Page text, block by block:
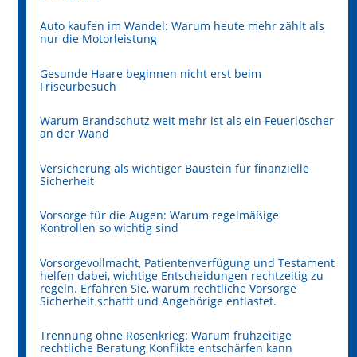
Auto kaufen im Wandel: Warum heute mehr zählt als
nur die Motorleistung
Gesunde Haare beginnen nicht erst beim
Friseurbesuch
Warum Brandschutz weit mehr ist als ein Feuerlöscher
an der Wand
Versicherung als wichtiger Baustein für finanzielle
Sicherheit
Vorsorge für die Augen: Warum regelmäßige
Kontrollen so wichtig sind
Vorsorgevollmacht, Patientenverfügung und Testament
helfen dabei, wichtige Entscheidungen rechtzeitig zu
regeln. Erfahren Sie, warum rechtliche Vorsorge
Sicherheit schafft und Angehörige entlastet.
Trennung ohne Rosenkrieg: Warum frühzeitige
rechtliche Beratung Konflikte entschärfen kann